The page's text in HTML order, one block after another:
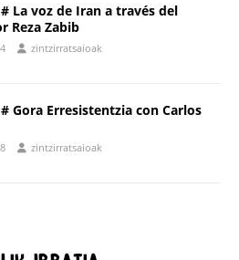
La voz de Iran a través del
Reza Zabib
zintzirratsaioak
Gora Erresistentzia con Carlos
zintzirratsaioak